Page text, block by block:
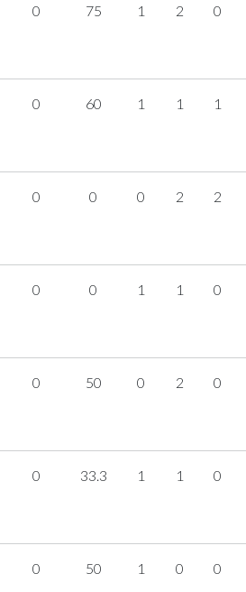
0 75 1 2 0
0 60 1 1 1
0 0 0 2 2
0 0 1 1 0
0 50 0 2 0
0 33.3 1 1 0
0 50 1 0 0